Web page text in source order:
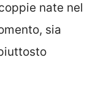
nate nel
sia